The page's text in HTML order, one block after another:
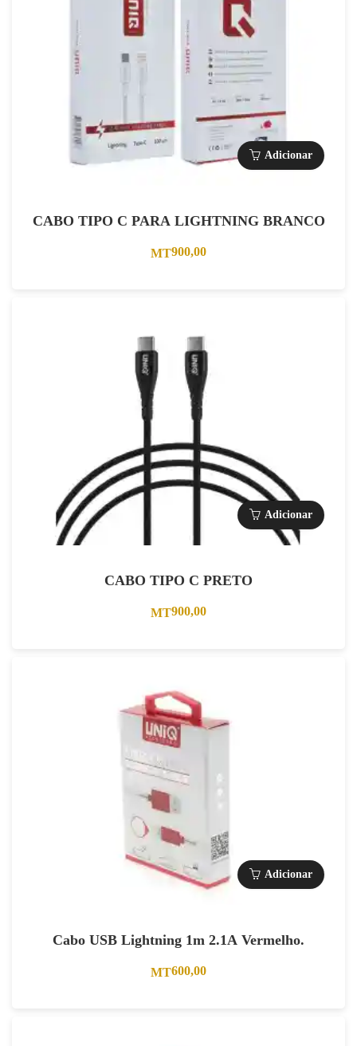
Adicionar
CABO TIPO C PARA LIGHTNING BRANCO
MT900,00
Adicionar
CABO TIPO C PRETO
MT900,00
Adicionar
Cabo USB Lightning 1m 2.1A Vermelho.
MT600,00